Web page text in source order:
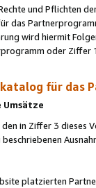
und Pflichten
das
wird hiermit
oder
für das
den in Ziffer 3
platzierten